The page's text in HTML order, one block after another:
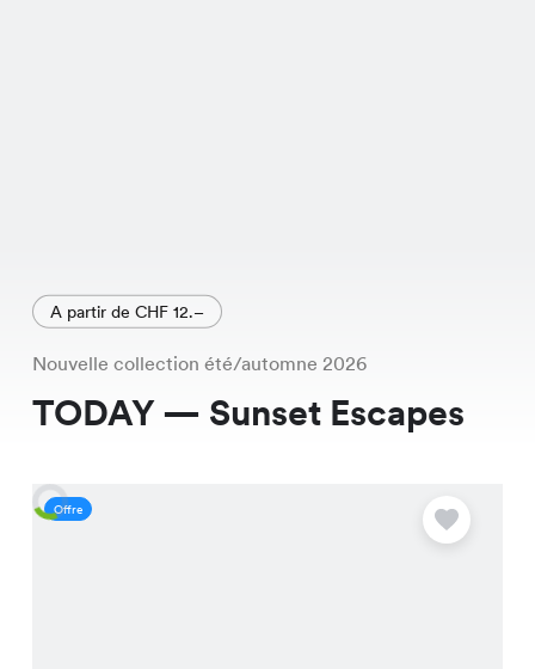
A partir de CHF 12.–
Nouvelle collection été/automne 2026
TODAY — Sunset Escapes
Offre